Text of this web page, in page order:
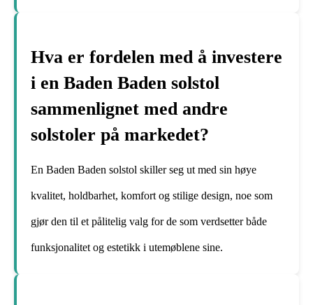
Hva er fordelen med å investere
i en Baden Baden solstol
sammenlignet med andre
solstoler på markedet?
En Baden Baden solstol skiller seg ut med sin høye
kvalitet, holdbarhet, komfort og stilige design, noe som
gjør den til et pålitelig valg for de som verdsetter både
funksjonalitet og estetikk i utemøblene sine.